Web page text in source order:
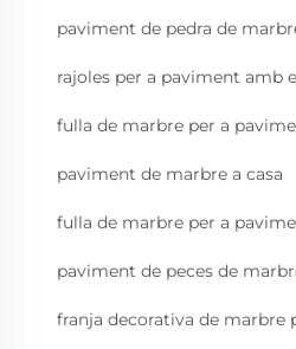
paviment de pedra de
rajoles per a paviment amb
fulla de marbre per a
paviment de marbre a casa
fulla de marbre per a
paviment de peces de
franja decorativa de marbre